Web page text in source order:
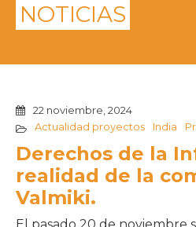
NOTICIAS
22 noviembre, 2024
Actualidad proyectos
India
Derechos de la
realidad de la
Valmiki.